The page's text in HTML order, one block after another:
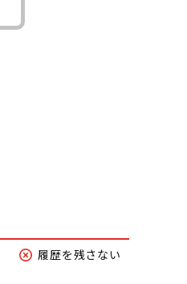
履歴を残さない